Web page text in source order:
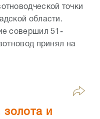
точки
области.
совершил 51-
принял на
и